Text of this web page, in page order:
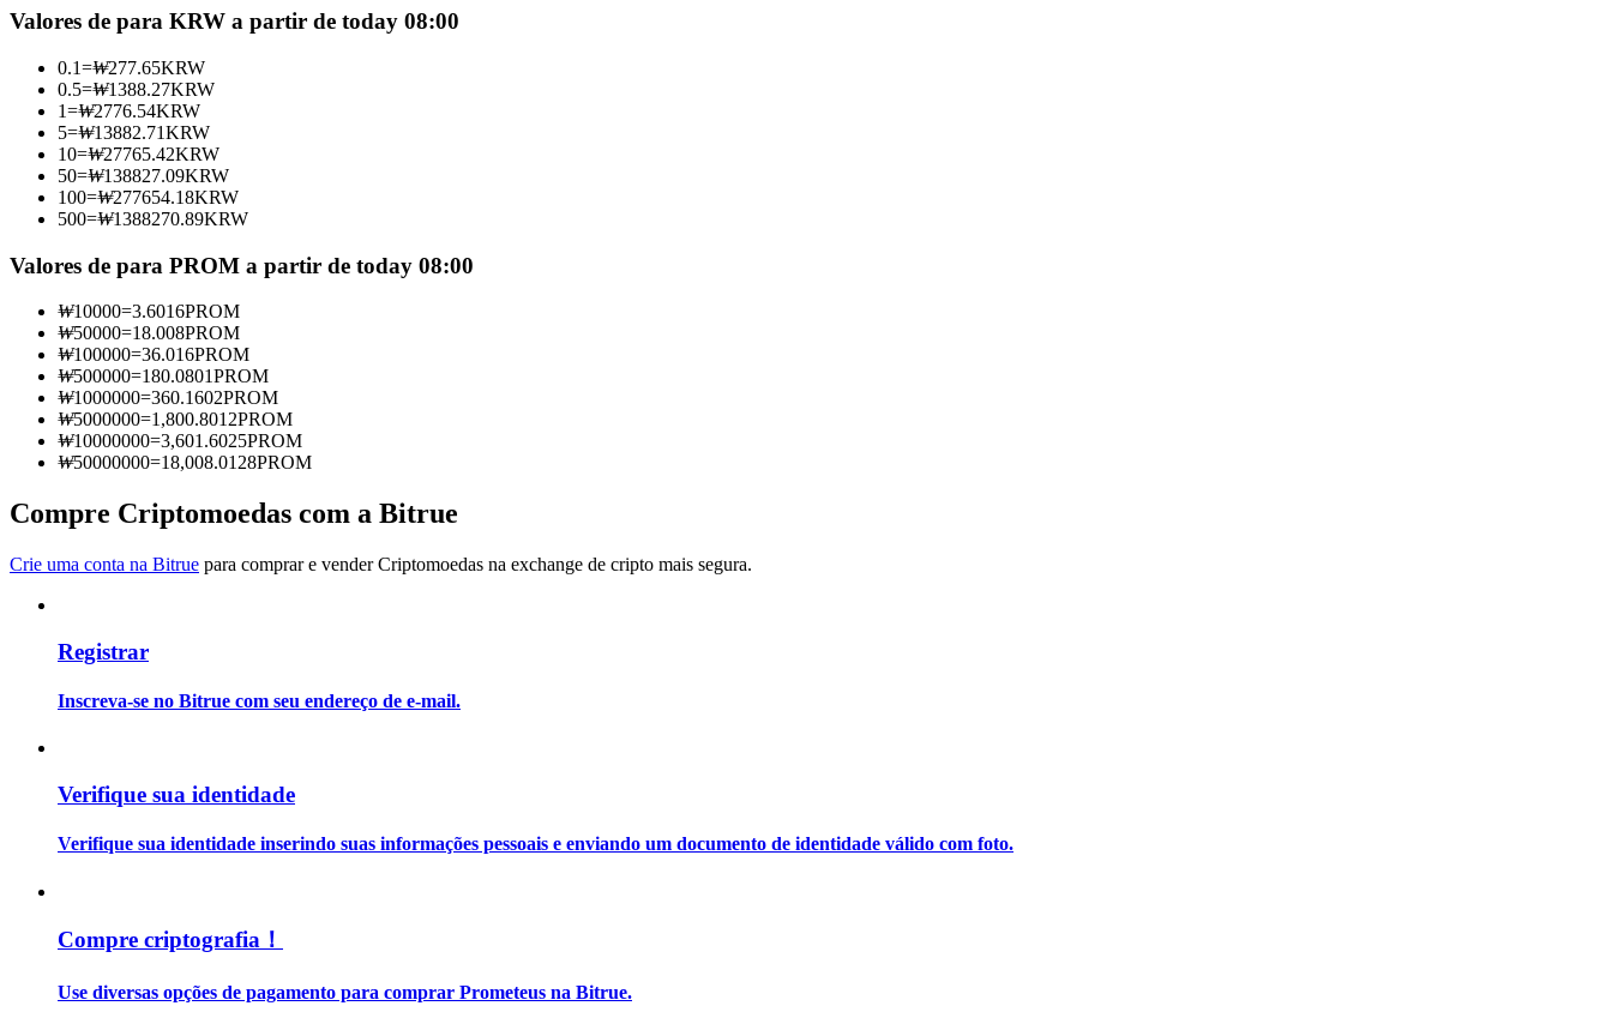
Copiar Trading
Junte-se aos principais traders
Torne-se um Trader de Cópias
Informação
Análise de big data, incluindo informações comerciais, etc.
Valores de para KRW a partir de today 08:00
0.1=₩277.65KRW
0.5=₩1388.27KRW
1=₩2776.54KRW
5=₩13882.71KRW
10=₩27765.42KRW
50=₩138827.09KRW
100=₩277654.18KRW
500=₩1388270.89KRW
Valores de para PROM a partir de today 08:00
₩10000=3.6016PROM
₩50000=18.008PROM
₩100000=36.016PROM
₩500000=180.0801PROM
₩1000000=360.1602PROM
₩5000000=1,800.8012PROM
₩10000000=3,601.6025PROM
₩50000000=18,008.0128PROM
Compre Criptomoedas com a Bitrue
Crie uma conta na Bitrue para comprar e vender Criptomoedas na exchange de cripto mais segura.
Registrar
Inscreva-se no Bitrue com seu endereço de e-mail.
Verifique sua identidade
Verifique sua identidade inserindo suas informações pessoais e enviando um documento de identidade válido com foto.
Compre criptografia！
Use diversas opções de pagamento para comprar Prometeus na Bitrue.